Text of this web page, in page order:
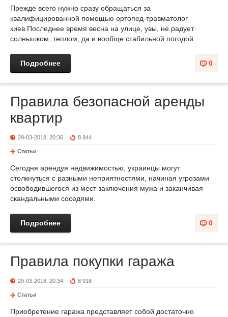
Прежде всего нужно сразу обращаться за
квалифицированной помощью ортопед-травматолог
киев.Последнее время весна на улице, увы, не радует
солнышком, теплом, да и вообще стабильной погодой.
0
Подробнее
Правила безопасной аренды
квартир
29-03-2018, 20:36 8 844
Статьи
Сегодня арендуя недвижимостью, украинцы могут
столкнуться с разными неприятностями, начиная угрозами
освободившегося из мест заключения мужа и заканчивая
скандальными соседями.
0
Подробнее
Правила покупки гаража
29-03-2018, 20:34 8 918
Статьи
Приобретение гаража представляет собой достаточно